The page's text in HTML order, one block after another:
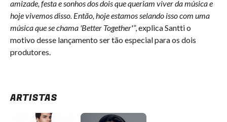
amizade, festa e sonhos dos dois que queriam viver da música e
hoje vivemos disso. Então, hoje estamos selando isso com uma
música que se chama 'Better Together'”, explica Santti o
motivo desse lançamento ser tão especial para os dois
produtores.
ARTISTAS